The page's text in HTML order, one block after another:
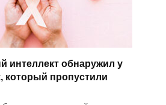
интеллект обнаружил у
который пропустили